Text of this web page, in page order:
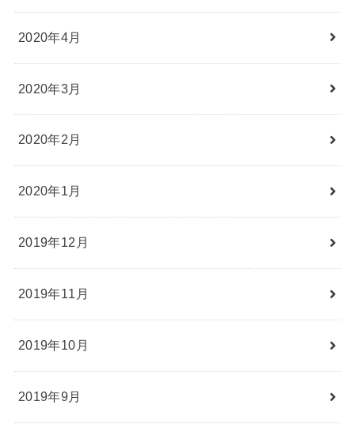
2020年4月
2020年3月
2020年2月
2020年1月
2019年12月
2019年11月
2019年10月
2019年9月